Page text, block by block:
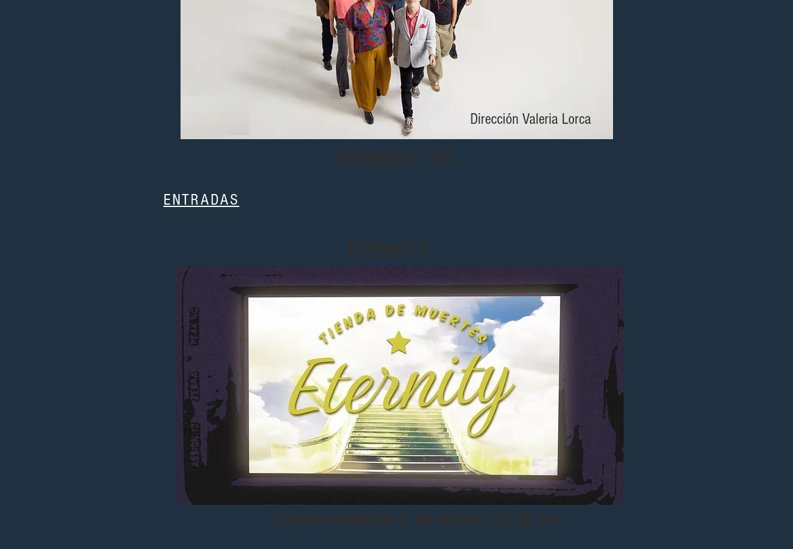
Dirección Valeria Lorca
ENTRADAS